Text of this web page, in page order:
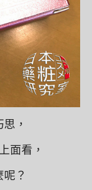
，
面看，
？